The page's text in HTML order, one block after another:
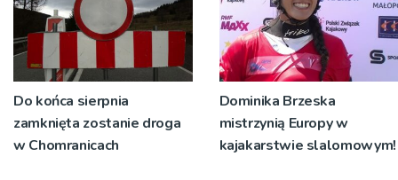
Do końca sierpnia
zamknięta zostanie droga
w Chomranicach
Dominika Brzeska
mistrzynią Europy w
kajakarstwie slalomowym!